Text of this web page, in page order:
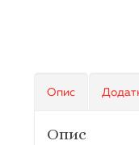
Опис
Опис